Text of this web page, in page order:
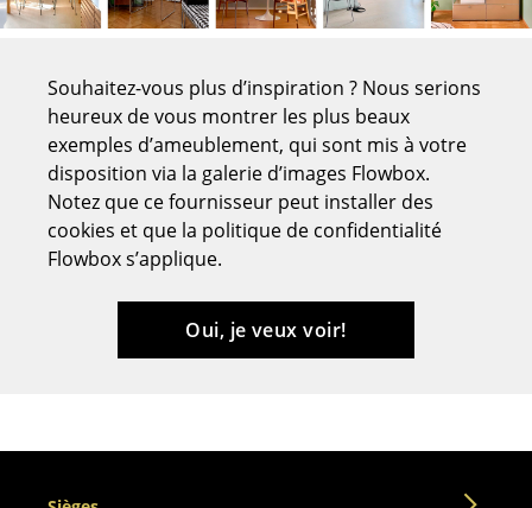
Fauteuils lounge
Chaises cantilever
Chaises et Tabourets de bar
Tabourets
Bancs & Chaises longues
Poufs poires
Souhaitez-vous plus d’inspiration ? Nous serions
heureux de vous montrer les plus beaux
exemples d’ameublement, qui sont mis à votre
disposition via la galerie d’images Flowbox.
Notez que ce fournisseur peut installer des
cookies et que la politique de confidentialité
Flowbox s’applique.
Oui, je veux voir!